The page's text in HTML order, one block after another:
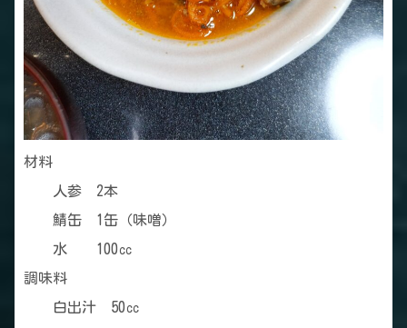
材料
人参 2本
鯖缶 1缶（味噌）
水 100㏄
調味料
白出汁 50㏄